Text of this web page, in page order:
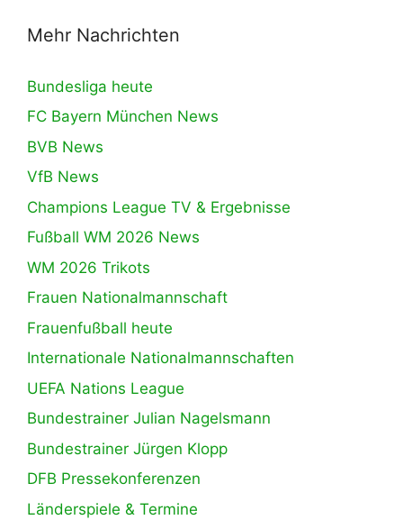
Mehr Nachrichten
Bundesliga heute
FC Bayern München News
BVB News
VfB News
Champions League TV & Ergebnisse
Fußball WM 2026 News
WM 2026 Trikots
Frauen Nationalmannschaft
Frauenfußball heute
Internationale Nationalmannschaften
UEFA Nations League
Bundestrainer Julian Nagelsmann
Bundestrainer Jürgen Klopp
DFB Pressekonferenzen
Länderspiele & Termine